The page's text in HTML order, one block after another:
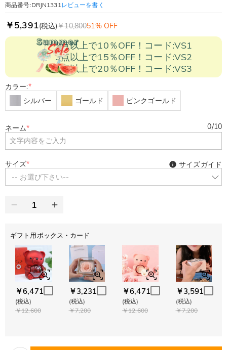
商品番号:DRJN1331レビューを書く
￥5,391(税込)￥10,80051% OFF
2点以上で10％OFF！コード:VS1
3点以上で15％OFF！コード:VS2
5点以上で20％OFF！コード:VS3
カラー:*
シルバー
ゴールド ピンクゴールド
ネーム* 0/10
サイズ*
-- お選び下さい--
サイズガイド
ギフト用ボックス・カード
￥6,471
(税込)
￥12,600
￥3,231
(税込)
￥7,200
￥6,471
(税込)
￥12,600
￥3,591
(税込)
￥7,200